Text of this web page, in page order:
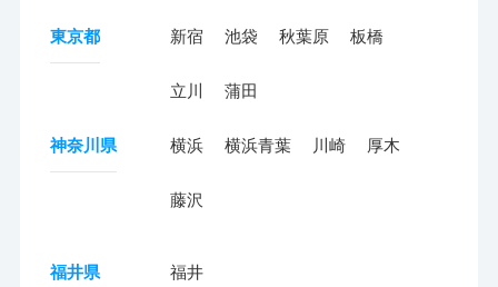
東京都 新宿 池袋 秋葉原 板橋
立川 蒲田
神奈川県 横浜 横浜青葉 川崎 厚木
藤沢
福井県 福井